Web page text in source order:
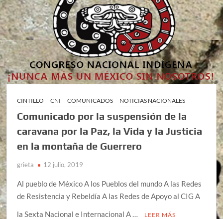
CINTILLO CNI COMUNICADOS NOTICIAS NACIONALES
Comunicado por la suspensión de la
caravana por la Paz, la Vida y la Justicia
en la montaña de Guerrero
grieta 12 julio, 2019
Al pueblo de México A los Pueblos del mundo A las Redes
de Resistencia y Rebeldía A las Redes de Apoyo al CIG A
la Sexta Nacional e Internacional A …
LEER MÁS